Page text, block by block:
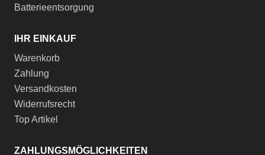
Batterieentsorgung
IHR EINKAUF
Warenkorb
Zahlung
Versandkosten
Widerrufsrecht
Top Artikel
ZAHLUNGSMÖGLICHKEITEN